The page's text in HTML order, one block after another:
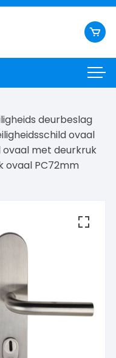
deurbeslag
ovaal
ovaal met deurkruk
ovaal PC72mm